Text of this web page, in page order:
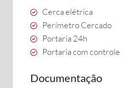
Cerca elétrica
Perímetro Cercado
Portaria 24h
Portaria com controle
Documentação